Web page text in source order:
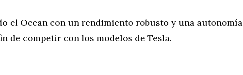
el Ocean con un rendimiento robusto y una autonomía
de competir con los modelos de Tesla.